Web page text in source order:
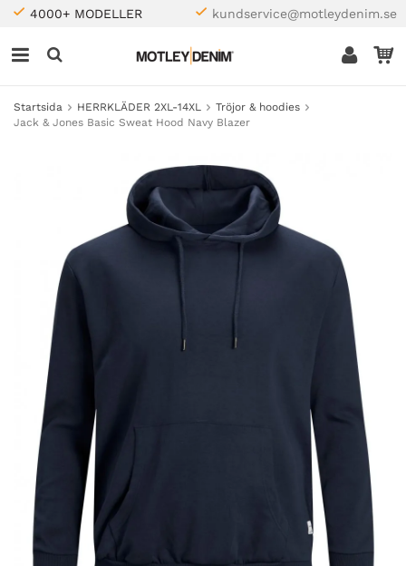
4000+ MODELLER kundservice@motleydenim.se
Startsida HERRKLÄDER 2XL-14XL
Tröjor & hoodies
Jack & Jones Basic Sweat Hood Navy Blazer